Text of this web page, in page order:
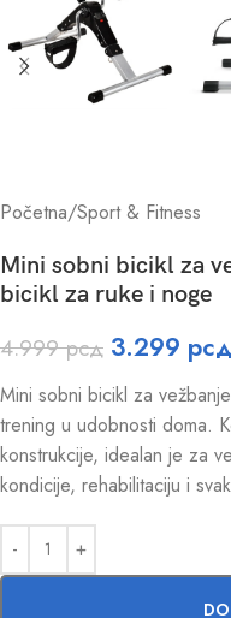
Početna/Sport & Fitness
Mini sobni bicikl za
bicikl za ruke i noge
4.999рсд 3.299 рсд
Mini sobni bicikl za
trening u udobnosti doma.
konstrukcije, idealan je za
kondicije, rehabilitaciju i